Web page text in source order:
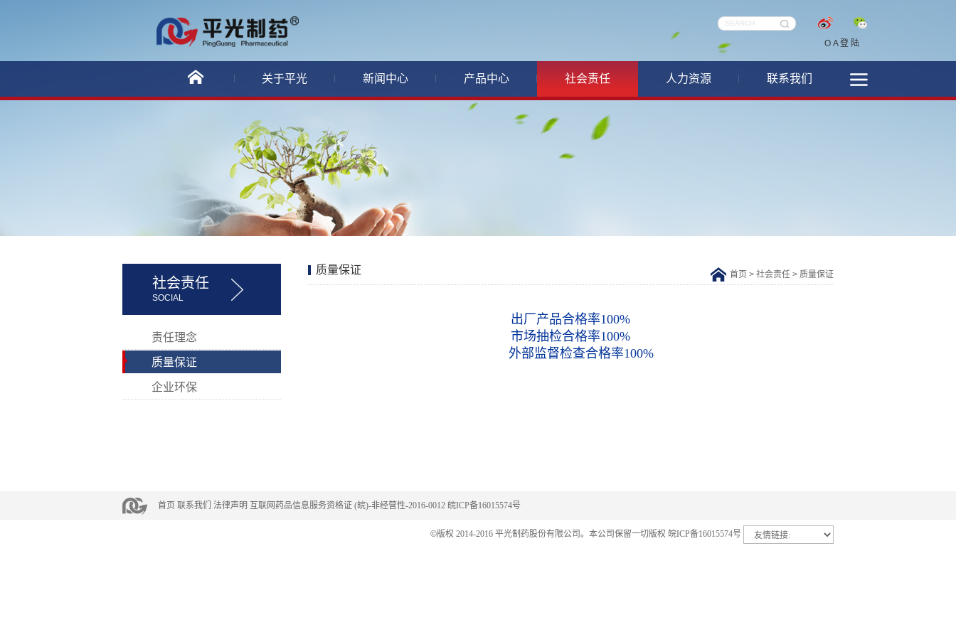
OA登陆
关于平光 新闻中心 产品中心 社会责任 人力资源 联系我们
社会责任
SOCIAL
责任理念
质量保证
企业环保
质量保证 首页 > 社会责任 > 质量保证
出厂产品合格率100%
市场抽检合格率100%
外部监督检查合格率100%
首页 联系我们 法律声明 互联网药品信息服务资格证 (皖)-非经营性-2016-0012 皖ICP备16015574号
©版权 2014-2016 平光制药股份有限公司。本公司保留一切版权 皖ICP备16015574号